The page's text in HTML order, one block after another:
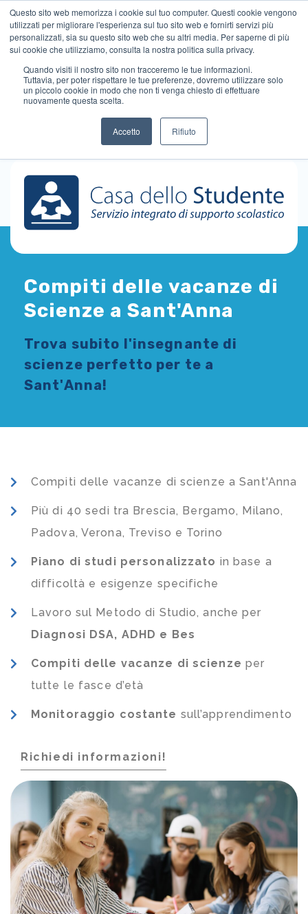
Questo sito web memorizza i cookie sul tuo computer. Questi cookie vengono
utilizzati per migliorare l'esperienza sul tuo sito web e fornirti servizi più
personalizzati, sia su questo sito web che su altri media. Per saperne di più
sui cookie che utilizziamo, consulta la nostra politica sulla privacy.
Quando visiti il ​​nostro sito non tracceremo le tue informazioni.
Tuttavia, per poter rispettare le tue preferenze, dovremo utilizzare solo
un piccolo cookie in modo che non ti venga chiesto di effettuare
nuovamente questa scelta.
Accetto Rifiuto
Compiti delle vacanze di
Scienze a Sant'Anna
Trova subito l'insegnante di
scienze perfetto per te a
Sant'Anna!
Compiti delle vacanze di scienze a Sant'Anna
Più di 40 sedi tra Brescia, Bergamo, Milano,
Padova, Verona, Treviso e Torino
Piano di studi personalizzato in base a
difficoltà e esigenze specifiche
Lavoro sul Metodo di Studio, anche per
Diagnosi DSA, ADHD e Bes
Compiti delle vacanze di scienze per
tutte le fasce d’età
Monitoraggio costante sull’apprendimento
Richiedi informazioni!